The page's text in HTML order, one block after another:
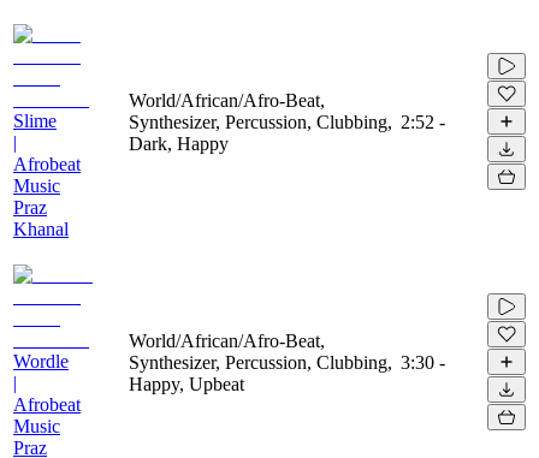
Slime
|
Afrobeat
Music
Praz
Khanal
World/African/Afro-Beat,
Synthesizer, Percussion, Clubbing,
Dark, Happy
2:52 -
Wordle
|
Afrobeat
Music
Praz
World/African/Afro-Beat,
Synthesizer, Percussion, Clubbing,
Happy, Upbeat
3:30 -